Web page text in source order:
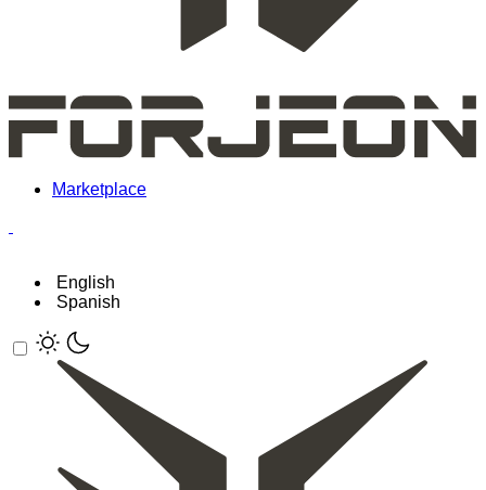
Marketplace
English
Spanish